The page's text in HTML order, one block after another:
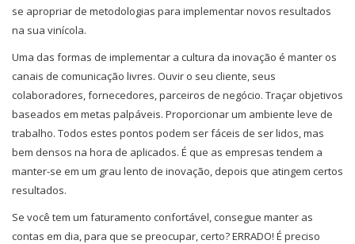
se apropriar de metodologias para implementar novos resultados
na sua vinícola.
Uma das formas de implementar a cultura da inovação é manter os
canais de comunicação livres. Ouvir o seu cliente, seus
colaboradores, fornecedores, parceiros de negócio. Traçar objetivos
baseados em metas palpáveis. Proporcionar um ambiente leve de
trabalho. Todos estes pontos podem ser fáceis de ser lidos, mas
bem densos na hora de aplicados. É que as empresas tendem a
manter-se em um grau lento de inovação, depois que atingem certos
resultados.
Se você tem um faturamento confortável, consegue manter as
contas em dia, para que se preocupar, certo? ERRADO! É preciso